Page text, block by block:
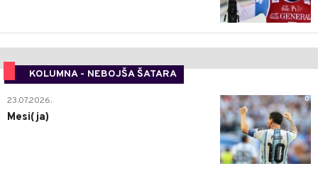
KOLUMNA - NEBOJŠA ŠATARA
0
23.07.2026.
Mesi(ja)